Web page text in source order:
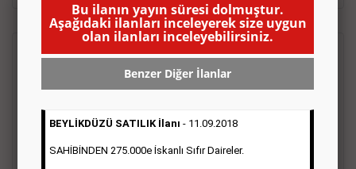
Emlak İlanı
ifade edilebilen ilanlardır. Gazetelerin tirajını önemli ölçüde
etkilerler ve gazete gelirlerinin de önemli bir bölümünü
oluştururlar.Sabah sarı sayfa eleman ilanlarında 6 kelime
Bu ilanın yayın süresi dolmuştur.
Aşağıdaki ilanları inceleyerek size uygun
olan ilanları inceleyebilirsiniz.
Benzer Diğer İlanlar
BEYLİKDÜZÜ SATILIK İlanı - 11.09.2018
SAHİBİNDEN 275.000e İskanlı Sıfır Daireler.